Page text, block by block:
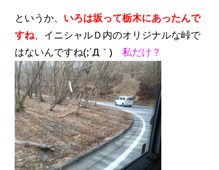
というか、 いろは坂って栃木にあったんで
すね、イニシャルＤ内のオリジナルな峠で
はないんですね(;´Д｀) 私だけ？